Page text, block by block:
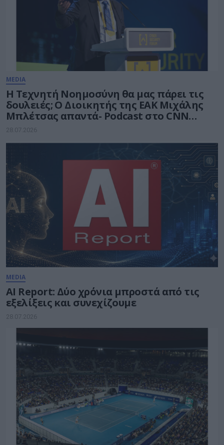
MEDIA
Η Τεχνητή Νοημοσύνη θα μας πάρει τις
δουλειές; Ο Διοικητής της ΕΑΚ Μιχάλης
Μπλέτσας απαντά- Podcast στο CNN
Greece
28.07.2026
MEDIA
AI Report: Δύο χρόνια μπροστά από τις
εξελίξεις και συνεχίζουμε
28.07.2026